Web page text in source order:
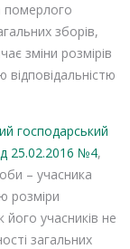
померлого
зборів,
зміни розмірів
господарський
25.02.2016 №4,
– учасника
розміри
його учасників не
загальних